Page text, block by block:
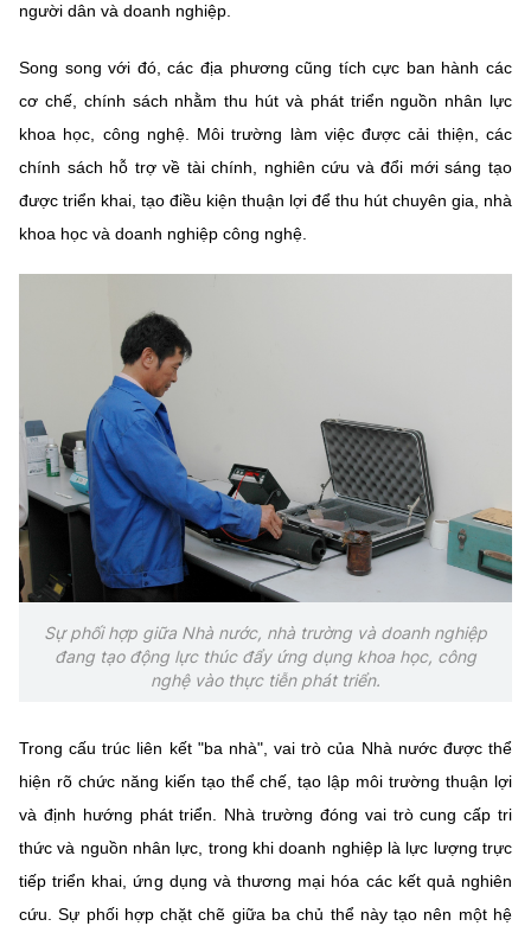
người dân và doanh nghiệp.
Song song với đó, các địa phương cũng tích cực ban hành các
cơ chế, chính sách nhằm thu hút và phát triển nguồn nhân lực
khoa học, công nghệ. Môi trường làm việc được cải thiện, các
chính sách hỗ trợ về tài chính, nghiên cứu và đổi mới sáng tạo
được triển khai, tạo điều kiện thuận lợi để thu hút chuyên gia, nhà
khoa học và doanh nghiệp công nghệ.
Sự phối hợp giữa Nhà nước, nhà trường và doanh nghiệp
đang tạo động lực thúc đẩy ứng dụng khoa học, công
nghệ vào thực tiễn phát triển.
Trong cấu trúc liên kết "ba nhà", vai trò của Nhà nước được thể
hiện rõ chức năng kiến tạo thể chế, tạo lập môi trường thuận lợi
và định hướng phát triển. Nhà trường đóng vai trò cung cấp tri
thức và nguồn nhân lực, trong khi doanh nghiệp là lực lượng trực
tiếp triển khai, ứng dụng và thương mại hóa các kết quả nghiên
cứu. Sự phối hợp chặt chẽ giữa ba chủ thể này tạo nên một hệ